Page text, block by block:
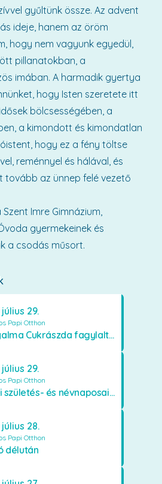
29.
Papi Otthon
Aranyalma Cukrászda fagylaltos meglepetés
29.
Papi Otthon
Júliusi születés- és névnaposaink
28.
Papi Otthon
délután
gyűltünk össze. Az advent
ideje, hanem az öröm
hogy nem vagyunk egyedül,
pillanatokban, a
imában. A harmadik gyertya
hogy Isten szeretete itt
bölcsességében, a
a kimondott és kimondatlan
hogy ez a fény töltse
reménnyel és hálával, és
tovább az ünnep felé vezető
Imre Gimnázium,
gyermekeinek és
a csodás műsort.